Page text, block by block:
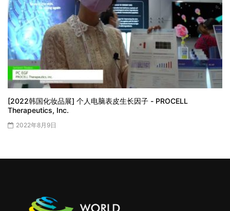
[2022韩国化妆品展] 个人电脑表皮生长因子 - PROCELL
Therapeutics, Inc.
2022年8月9日